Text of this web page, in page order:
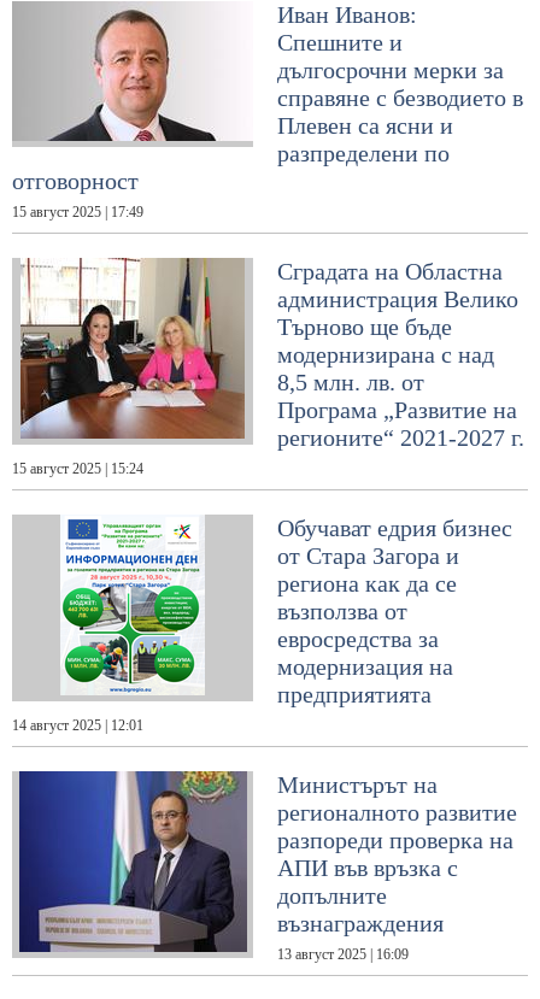
Иван Иванов:
Спешните и
дългосрочни мерки за
справяне с безводието в
Плевен са ясни и
разпределени по
отговорност
15 август 2025 | 17:49
Сградата на Областна
администрация Велико
Търново ще бъде
модернизирана с над
8,5 млн. лв. от
Програма „Развитие на
регионите“ 2021-2027 г.
15 август 2025 | 15:24
Обучават едрия бизнес
от Стара Загора и
региона как да се
възползва от
евросредства за
модернизация на
предприятията
14 август 2025 | 12:01
Министърът на
регионалното развитие
разпореди проверка на
АПИ във връзка с
допълните
възнаграждения
13 август 2025 | 16:09